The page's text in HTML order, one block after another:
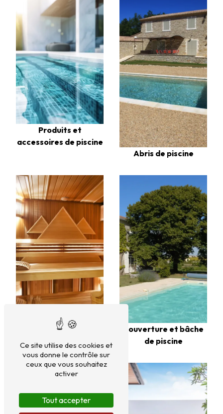
Produits et
accessoires de piscine
Abris de piscine
Installation de sauna
Couverture et bâche
de piscine
Ce site utilise des cookies et
vous donne le contrôle sur
ceux que vous souhaitez
activer
Tout accepter